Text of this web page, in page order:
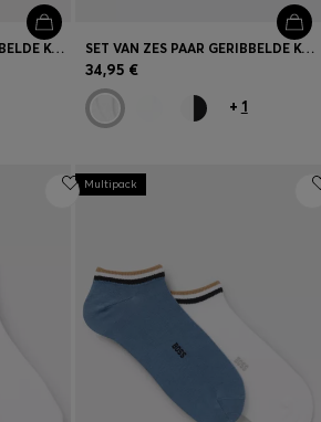
SET VAN ZES PAAR GERIBBELDE KORTE SOKKEN IN EEN KATOENMIX SET VAN ZES PAAR GERIBBELDE KORTE SOKKEN IN EEN KATOENMIX
34,95 €
+ 1
Multipack